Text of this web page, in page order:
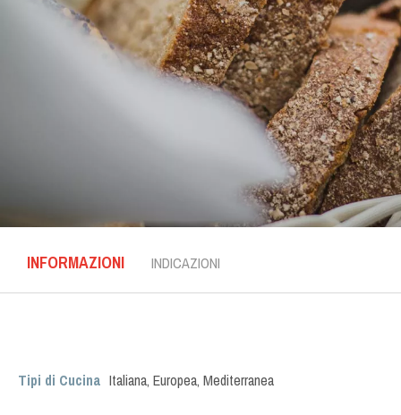
INFORMAZIONI INDICAZIONI
Tipi di Cucina Italiana, Europea, Mediterranea